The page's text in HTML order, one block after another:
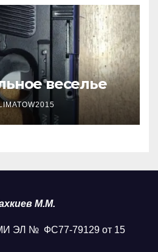
веселье
М.М.
ЭЛ № ФС77-79129 от 15